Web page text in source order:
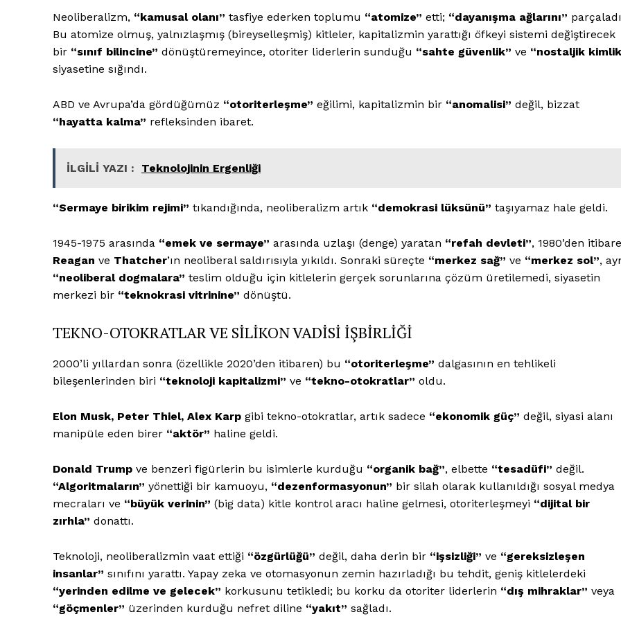
Neoliberalizm, “kamusal olanı” tasfiye ederken toplumu “atomize” etti; “dayanışma ağlarını”
Bu atomize olmuş, yalnızlaşmış (bireyselleşmiş) kitleler, kapitalizmin yarattığı öfkeyi sistemi değiştirecek
bir “sınıf bilincine” dönüştüremeyince, otoriter liderlerin sunduğu “sahte güvenlik” ve “nostaljik
siyasetine sığındı.
ABD ve Avrupa’da gördüğümüz “otoriterleşme” eğilimi, kapitalizmin bir “anomalisi” değil, bizzat
“hayatta kalma” refleksinden ibaret.
İLGİLİ YAZI : Teknolojinin Ergenliği
“Sermaye birikim rejimi” tıkandığında, neoliberalizm artık “demokrasi lüksünü” taşıyamaz hale geldi.
1945-1975 arasında “emek ve sermaye” arasında uzlaşı (denge) yaratan “refah devleti”, 1980’den
Reagan ve Thatcher’ın neoliberal saldırısıyla yıkıldı. Sonraki süreçte “merkez sağ” ve “merkez sol”,
“neoliberal dogmalara” teslim olduğu için kitlelerin gerçek sorunlarına çözüm üretilemedi, siyasetin
merkezi bir “teknokrasi vitrinine” dönüştü.
TEKNO-OTOKRATLAR VE SİLİKON VADİSİ İŞBİRLİĞİ
2000’li yıllardan sonra (özellikle 2020’den itibaren) bu “otoriterleşme” dalgasının en tehlikeli
bileşenlerinden biri “teknoloji kapitalizmi” ve “tekno-otokratlar” oldu.
Elon Musk, Peter Thiel, Alex Karp gibi tekno-otokratlar, artık sadece “ekonomik güç” değil, siyasi alanı
manipüle eden birer “aktör” haline geldi.
Donald Trump ve benzeri figürlerin bu isimlerle kurduğu “organik bağ”, elbette “tesadüfi” değil.
“Algoritmaların” yönettiği bir kamuoyu, “dezenformasyonun” bir silah olarak kullanıldığı sosyal medya
mecraları ve “büyük verinin” (big data) kitle kontrol aracı haline gelmesi, otoriterleşmeyi “dijital bir
zırhla” donattı.
Teknoloji, neoliberalizmin vaat ettiği “özgürlüğü” değil, daha derin bir “işsizliği” ve “gereksizleşen
insanlar” sınıfını yarattı. Yapay zeka ve otomasyonun zemin hazırladığı bu tehdit, geniş kitlelerdeki
“yerinden edilme ve gelecek” korkusunu tetikledi; bu korku da otoriter liderlerin “dış mihraklar” veya
“göçmenler” üzerinden kurduğu nefret diline “yakıt” sağladı.